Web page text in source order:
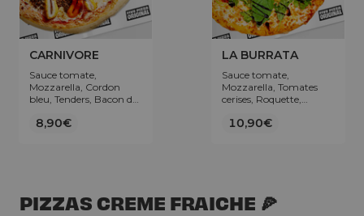
CARNIVORE
Sauce tomate,
Mozzarella, Cordon
bleu, Tenders, Bacon de
topping Sauce cheddar.
8,90€
LA BURRATA
Sauce tomate,
Mozzarella, Tomates
cerises, Roquette,
(100g), Crème de
10,90€
PIZZAS CREME FRAICHE 🍕